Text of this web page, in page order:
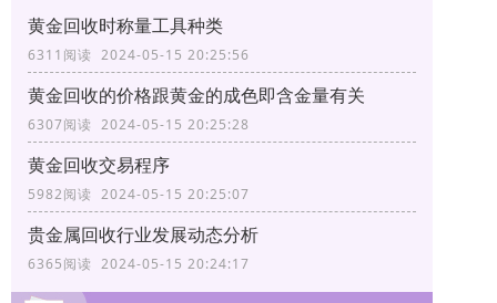
黄金回收时称量工具种类
6311阅读 2024-05-15 20:25:56
黄金回收的价格跟黄金的成色即含金量有关
6307阅读 2024-05-15 20:25:28
黄金回收交易程序
5982阅读 2024-05-15 20:25:07
贵金属回收行业发展动态分析
6365阅读 2024-05-15 20:24:17